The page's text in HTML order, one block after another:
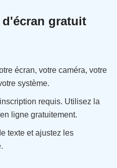
gratuit
écran, votre caméra, votre
système.
requis. Utilisez la
ligne gratuitement.
texte et ajustez les